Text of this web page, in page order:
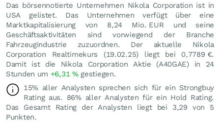
Das börsennotierte Unternehmen Nikola Corporation ist in
USA gelistet. Das Unternehmen verfügt über eine
Marktkapitalisierung von 8,24 Mio. EUR und seine
Geschäftsaktivitäten sind vorwiegend der Branche
Fahrzeugindustrie zuzuordnen. Der aktuelle Nikola
Corporation Realtimekurs (19.02.25) liegt bei 0,7789 €.
Damit ist die Nikola Corporation Aktie (A40GAE) in 24
Stunden um +6,31 %gestiegen.
15% aller Analysten sprechen sich für ein Strongbuy
Rating aus. 86% aller Analysten für ein Hold Rating.
Das Gesamt Rating der Analysten liegt bei 3,29 von 5
Punkten.